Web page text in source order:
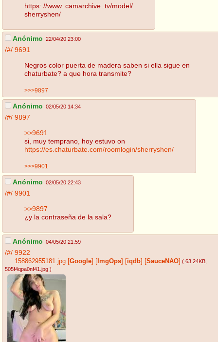
https: //www. camarchive .tv/model/
sherryshen/
Anónimo 22/04/20 23:00
/#/ 9691
Negros color puerta de madera saben si ella sigue en
chaturbate? a que hora transmite?
>>>9897
Anónimo 02/05/20 14:34
/#/ 9897
>>9691
si, muy temprano, hoy estuvo on
https://es.chaturbate.com/roomlogin/sherryshen/
>>>9901
Anónimo 02/05/20 22:43
/#/ 9901
>>9897
¿y la contraseña de la sala?
Anónimo 04/05/20 21:59
/#/ 9922
158862955181.jpg [Google] [ ImgOps] [iqdb] [SauceNAO] ( 63.24KB
505f4qpa0nf41.jpg )